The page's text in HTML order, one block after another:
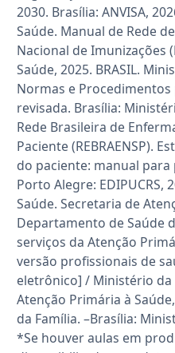
2030. Brasília: ANVISA,
Saúde. Manual de Rede
Nacional de Imunizações
Saúde, 2025. BRASIL.
Normas e Procedimentos
revisada. Brasília:
Rede Brasileira de
Paciente (REBRAENSP).
do paciente: manual
Porto Alegre: EDIPUCRS,
Saúde. Secretaria de
Departamento de Saúde
serviços da Atenção
versão profissionais de
eletrônico] / Ministério da
Atenção Primária à
da Família. –Brasília:
*Se houver aulas em